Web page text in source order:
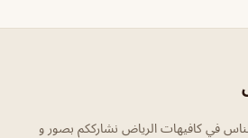
في كافيهات الرياض نشارككم بصور و